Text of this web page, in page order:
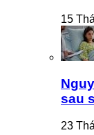
15
sau
23